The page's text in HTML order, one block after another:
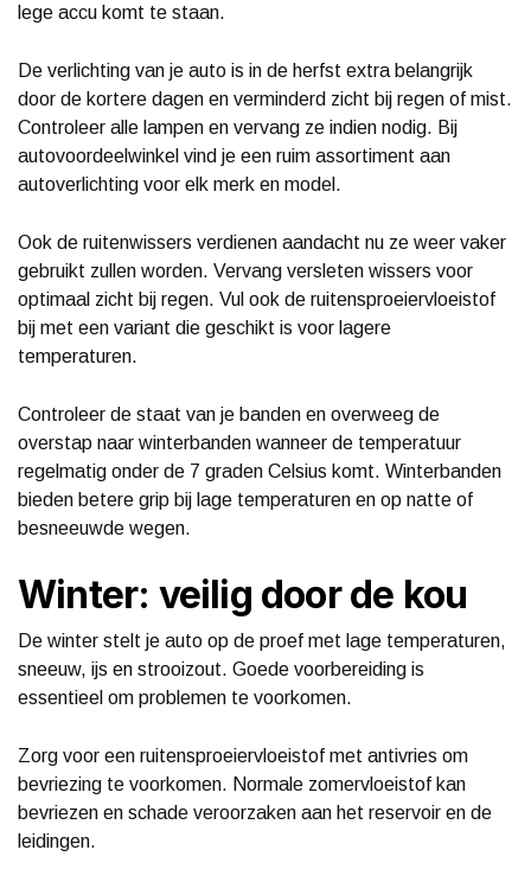
lege accu komt te staan.
De verlichting van je auto is in de herfst extra belangrijk
door de kortere dagen en verminderd zicht bij regen of mist.
Controleer alle lampen en vervang ze indien nodig. Bij
autovoordeelwinkel vind je een ruim assortiment aan
autoverlichting voor elk merk en model.
Ook de ruitenwissers verdienen aandacht nu ze weer vaker
gebruikt zullen worden. Vervang versleten wissers voor
optimaal zicht bij regen. Vul ook de ruitensproeiervloeistof
bij met een variant die geschikt is voor lagere
temperaturen.
Controleer de staat van je banden en overweeg de
overstap naar winterbanden wanneer de temperatuur
regelmatig onder de 7 graden Celsius komt. Winterbanden
bieden betere grip bij lage temperaturen en op natte of
besneeuwde wegen.
Winter: veilig door de kou
De winter stelt je auto op de proef met lage temperaturen,
sneeuw, ijs en strooizout. Goede voorbereiding is
essentieel om problemen te voorkomen.
Zorg voor een ruitensproeiervloeistof met antivries om
bevriezing te voorkomen. Normale zomervloeistof kan
bevriezen en schade veroorzaken aan het reservoir en de
leidingen.